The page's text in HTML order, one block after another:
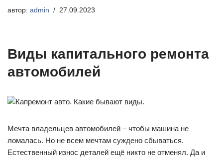
автор: admin 27.09.2023
Виды капитального ремонта
автомобилей
Мечта владельцев автомобилей – чтобы машина не
ломалась. Но не всем мечтам суждено сбываться.
Естественный износ деталей ещё никто не отменял. Да и